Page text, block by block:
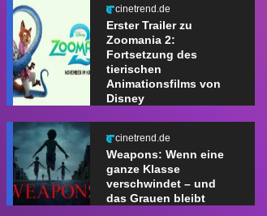
cinetrend.de
Erster Trailer zu
Zoomania 2:
Fortsetzung des
tierischen
Animationsfilms von
Disney
cinetrend.de
Weapons: Wenn eine
ganze Klasse
verschwindet – und
das Grauen bleibt